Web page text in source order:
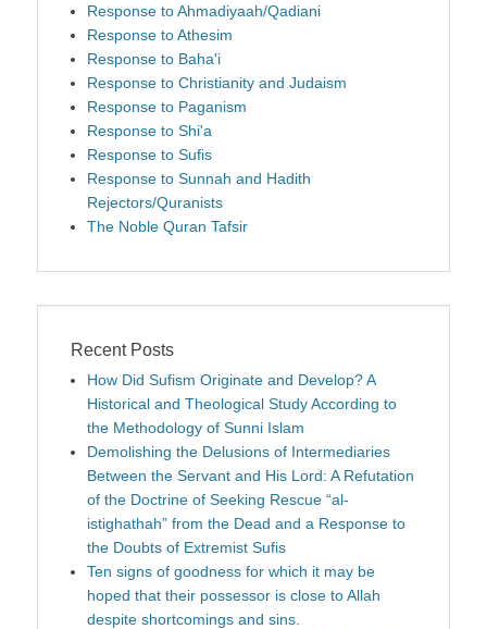
Response to Ahmadiyaah/Qadiani
Response to Athesim
Response to Baha'i
Response to Christianity and Judaism
Response to Paganism
Response to Shi'a
Response to Sufis
Response to Sunnah and Hadith
Rejectors/Quranists
The Noble Quran Tafsir
Recent Posts
How Did Sufism Originate and Develop? A
Historical and Theological Study According to
the Methodology of Sunni Islam
Demolishing the Delusions of Intermediaries
Between the Servant and His Lord: A Refutation
of the Doctrine of Seeking Rescue “al-
istighathah” from the Dead and a Response to
the Doubts of Extremist Sufis
Ten signs of goodness for which it may be
hoped that their possessor is close to Allah
despite shortcomings and sins.